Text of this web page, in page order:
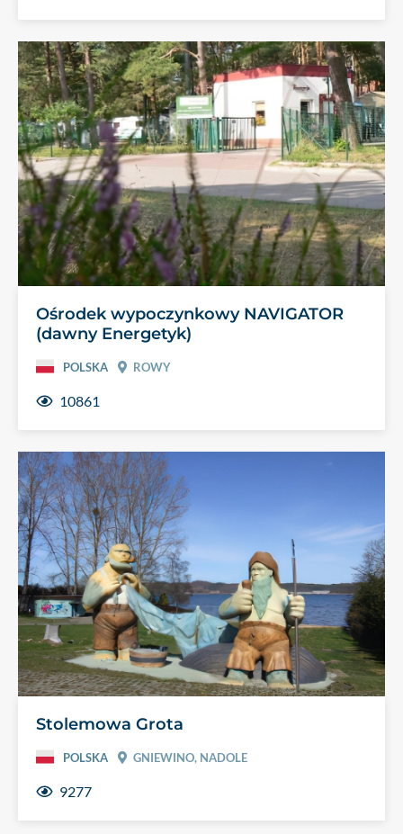
Ośrodek wypoczynkowy NAVIGATOR
(dawny Energetyk)
POLSKA ROWY
10861
Stolemowa Grota
POLSKA GNIEWINO, NADOLE
9277